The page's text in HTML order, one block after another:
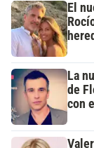
El
La
de
con